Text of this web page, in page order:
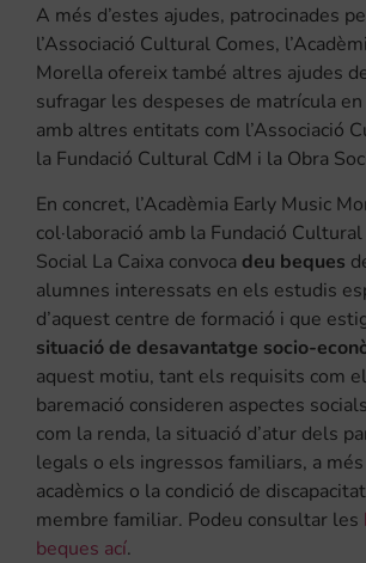
A més d’estes ajudes, patrocinades
l’Associació Cultural Comes,
Morella ofereix també altres ajudes
sufragar les despeses de matrícula en
amb altres entitats com l’Associació
la Fundació Cultural CdM i la Obra
En concret, l’Acadèmia Early Music
col·laboració amb la Fundació
Social La Caixa convoca deu beques
alumnes interessats en els estudis
d’aquest centre de formació i que
situació de desavantatge socio-
aquest motiu, tant els requisits com
baremació consideren aspectes
com la renda, la situació d’atur dels
legals o els ingressos familiars, a més
acadèmics o la condició de
membre familiar. Podeu consultar les
beques ací.